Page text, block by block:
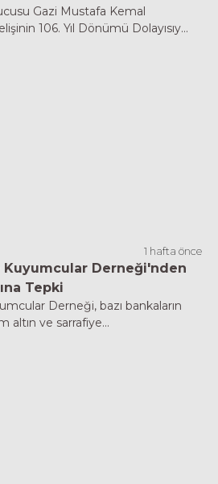
Gazi Mustafa Kemal
106. Yıl Dönümü Dolayısıy...
1 hafta önce
Kuyumcular Derneği'nden
Tepki
Derneği, bazı bankaların
altın ve sarrafiye...